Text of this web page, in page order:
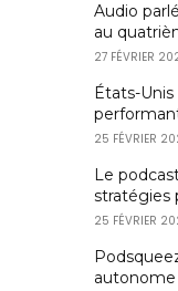
Audio
au
27 FÉVRIER
États-
25 FÉVRIER
Le
stratégies
25 FÉVRIER
autonome